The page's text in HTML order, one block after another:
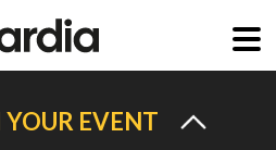
YOUR EVENT